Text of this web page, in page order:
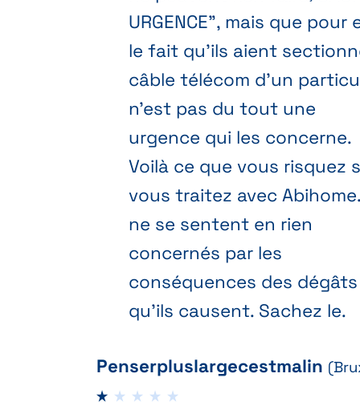
URGENCE", mais que pour
le fait qu'ils aient
câble télécom d'un
n'est pas du tout une
urgence qui les concerne.
Voilà ce que vous risquez
vous traitez avec
ne se sentent en rien
concernés par les
conséquences des dégâts
qu'ils causent. Sachez le.
Penserpluslargecestmalin